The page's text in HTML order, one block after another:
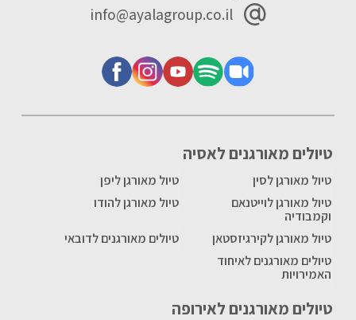
טיולים מאורגנים לאסיה
טיול מאורגן לסין
טיול מאורגן ליפן
טיול מאורגן לוייטנאם
וקמבודיה
טיול מאורגן להודו
טיול מאורגן לקירגיזסטאן
טיולים מאורגנים לדובאי
טיולים מאורגנים לאיחוד
האמירויות
טיולים מאורגנים לאירופה
info@ayalagroup.co.il